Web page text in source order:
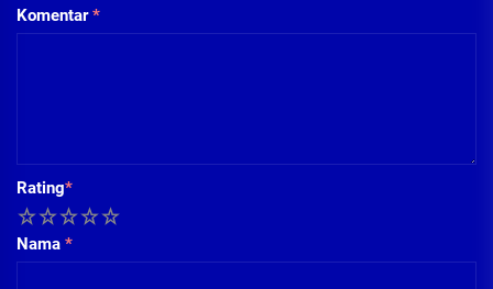
Komentar*
Rating*
5
4
3
2
Nama *